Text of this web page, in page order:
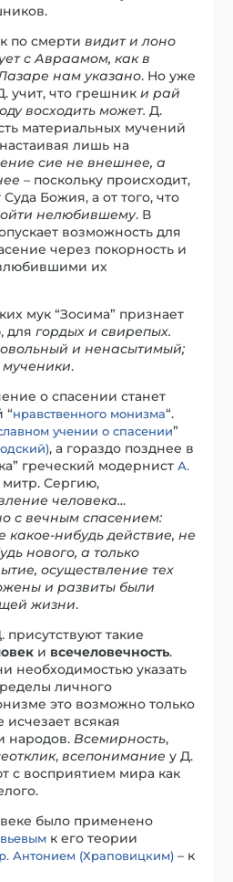
по смертивидит и лоно
с Авраамом, как в
нам указано. Но уже
учит, что грешники рай
восходить может. Д.
материальных мучений
лишь на
сие не внешнее, а
– поскольку происходит,
Божия, а от того, что
нелюбившему. В
возможность для
через покорность и
их
мук “Зосима” признает
длягордых и свирепых.
и ненасытимый;
мученики.
о спасении станет
“нравственного монизма“.
учении о спасении”
, а гораздо позднее в
греческий модернистА.
митр. Сергию,
человека…
с вечным спасением:
какое-нибудь действие, не
нового, а только
осуществление тех
и развиты были
жизни.
такие
и всечеловечность.
необходимостью указать
личного
это возможно только
исчезает всякая
народов.Всемирность,
,всепонимание у Д.
с восприятием мира как
было применено
к его теории
Антонием (Храповицким) – к